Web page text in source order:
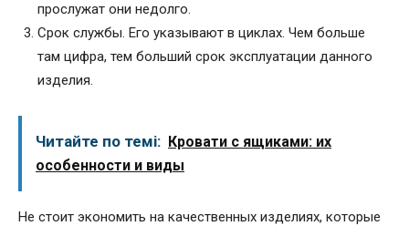
прослужат они недолго.
Срок службы. Его указывают в циклах. Чем больше
там цифра, тем больший срок эксплуатации данного
изделия.
Читайте по темі: Кровати с ящиками: их
особенности и виды
Не стоит экономить на качественных изделиях, которые